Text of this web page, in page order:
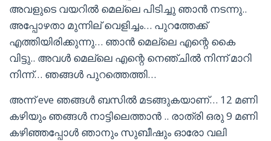
അവളുടെ വയറിൽ മെല്ലെ പിടിച്ചു ഞാൻ നടന്നു..
അപ്പോഴതാ മുന്നില് വെളിച്ചം… പുറത്തേക്ക്
എത്തിയിരിക്കുന്നു… ഞാൻ മെല്ലെ എന്റെ കൈ
വിട്ടു.. അവൾ മെല്ലെ എന്റെ നെഞ്ചിൽ നിന്ന് മാറി
നിന്ന്… ഞങ്ങൾ പുറത്തെത്തി…
അന്ന് eve ഞങ്ങൾ ബസിൽ മടങ്ങുകയാണ്… 12 മണി
കഴിയും ഞങ്ങൾ നാട്ടിലെത്താൻ .. രാത്രി ഒരു 9 മണി
കഴിഞ്ഞപ്പോൾ ഞാനും സുബീഷും ഓരോ വലി